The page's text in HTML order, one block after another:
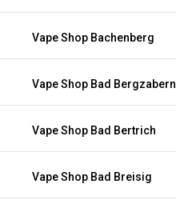
Vape Shop Bachenberg
Vape Shop Bad Bergzabern
Vape Shop Bad Bertrich
Vape Shop Bad Breisig